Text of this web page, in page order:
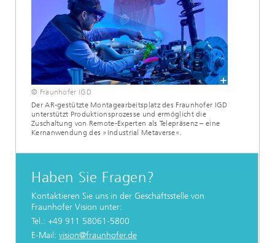
© Fraunhofer IGD
Der AR-gestützte Montagearbeitsplatz des Fraunhofer IGD
unterstützt Produktionsprozesse und ermöglicht die
Zuschaltung von Remote-Experten als Telepräsenz – eine
Kernanwendung des »Industrial Metaverse«.
Haben Sie Fragen?
Kontaktieren Sie uns in der Geschäftsstelle von
Fraunhofer Vision unter:
Tel.: +49 911 58061-5800
E-Mail: vision@fraunhofer.de